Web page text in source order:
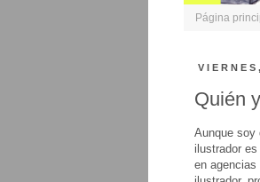
Página
Quién
Aunque soy
ilustrador
en